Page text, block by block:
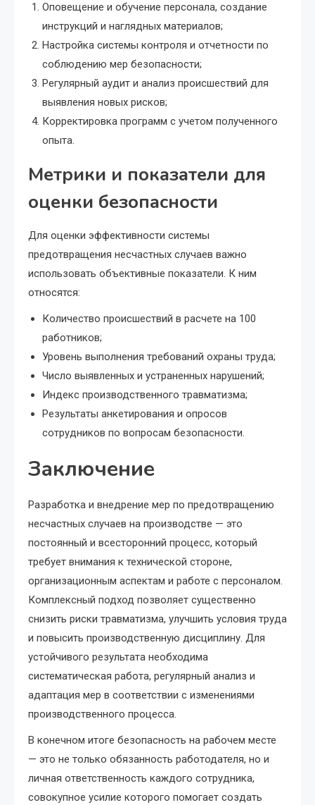
Оповещение и обучение персонала, создание
инструкций и наглядных материалов;
Настройка системы контроля и отчетности по
соблюдению мер безопасности;
Регулярный аудит и анализ происшествий для
выявления новых рисков;
Корректировка программ с учетом полученного
опыта.
Метрики и показатели для
оценки безопасности
Для оценки эффективности системы
предотвращения несчастных случаев важно
использовать объективные показатели. К ним
относятся:
Количество происшествий в расчете на 100
работников;
Уровень выполнения требований охраны труда;
Число выявленных и устраненных нарушений;
Индекс производственного травматизма;
Результаты анкетирования и опросов
сотрудников по вопросам безопасности.
Заключение
Разработка и внедрение мер по предотвращению
несчастных случаев на производстве — это
постоянный и всесторонний процесс, который
требует внимания к технической стороне,
организационным аспектам и работе с персоналом.
Комплексный подход позволяет существенно
снизить риски травматизма, улучшить условия труда
и повысить производственную дисциплину. Для
устойчивого результата необходима
систематическая работа, регулярный анализ и
адаптация мер в соответствии с изменениями
производственного процесса.
В конечном итоге безопасность на рабочем месте
— это не только обязанность работодателя, но и
личная ответственность каждого сотрудника,
совокупное усилие которого помогает создать